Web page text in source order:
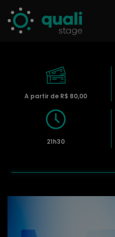
A partir de R$ 80,00
21h30